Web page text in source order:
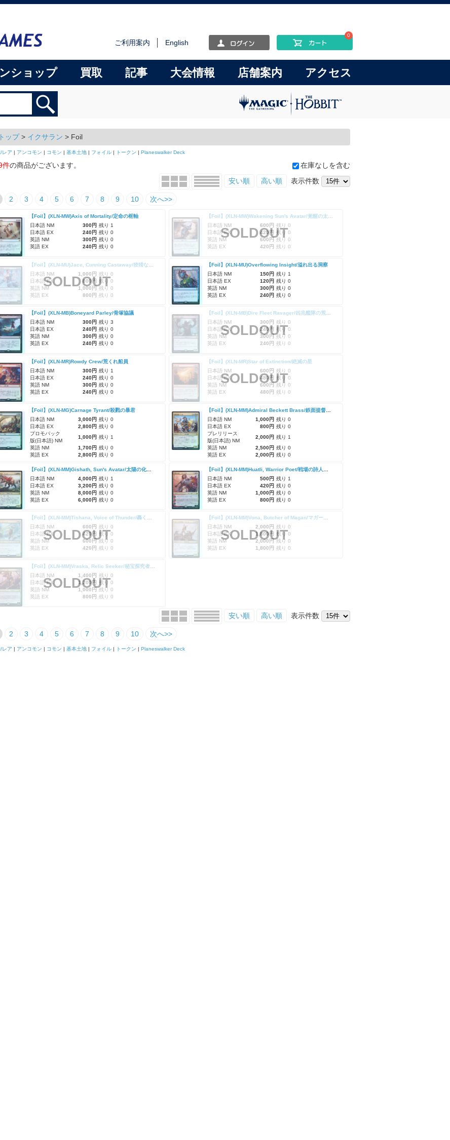
ご利用案内 English
0
ショップ 買取 記事 大会情報 店舗案内 アクセス
レア | アンコモン | コモン | 基本土地 | フォイル | トークン | Planeswalker Deck
トップ> イクサラン > Foil
件の商品がございます。
在庫なしを含む
安い順
高い順 表示件数
2 3 4 5 6 7 8 9 10 次へ>>
【Foil】(XLN-MW)Axis of Mortality/定命の枢軸
日本語 NM
300円 残り 1
日本語 EX
240円 残り 0
英語 NM
300円 残り 0
英語 EX
240円 残り 0
日本語 NM
600円 残り 0
日本語 EX
420円 残り 0
英語 NM
600円 残り 0
英語 EX
420円 残り 0
SOLDOUT
日本語 NM
1,000円 残り 0
日本語 EX
800円 残り 0
英語 NM
1,000円 残り 0
英語 EX
800円 残り 0
SOLDOUT
【Foil】(XLN-MU)Overflowing Insight/溢れ出る洞察
日本語 NM
150円 残り 1
日本語 EX
120円 残り 0
英語 NM
300円 残り 0
英語 EX
240円 残り 0
【Foil】(XLN-MB)Boneyard Parley/骨塚協議
日本語 NM
300円 残り 3
日本語 EX
240円 残り 0
英語 NM
300円 残り 0
英語 EX
240円 残り 0
【Foil】(XLN-MB)Dire Fleet Ravager/凶兆艦隊の荒廃者
日本語 NM
300円 残り 0
日本語 EX
240円 残り 0
英語 NM
300円 残り 0
英語 EX
240円 残り 0
SOLDOUT
【Foil】(XLN-MR)Rowdy Crew/荒くれ船員
日本語 NM
300円 残り 1
日本語 EX
240円 残り 0
英語 NM
300円 残り 0
英語 EX
240円 残り 0
【Foil】(XLN-MR)Star of Extinction/絶滅の星
日本語 NM
600円 残り 0
日本語 EX
480円 残り 0
英語 NM
600円 残り 0
英語 EX
480円 残り 0
SOLDOUT
【Foil】(XLN-MG)Carnage Tyrant/殺戮の暴君
日本語 NM
3,000円 残り 0
日本語 EX
2,800円 残り 0
プロモパック
版(日本語) NM
1,000円 残り 1
英語 NM
1,700円 残り 0
英語 EX
2,800円 残り 0
日本語 NM
1,000円 残り 0
日本語 EX
800円 残り 0
プレリリース
版(日本語) NM
2,000円 残り 1
英語 NM
2,500円 残り 0
英語 EX
2,000円 残り 0
【Foil】(XLN-MM)Gishath, Sun's Avatar/太陽の化身、ギシャス
日本語 NM
4,000円 残り 1
日本語 EX
3,200円 残り 0
英語 NM
8,000円 残り 0
英語 EX
6,000円 残り 0
日本語 NM
500円 残り 1
日本語 EX
420円 残り 0
英語 NM
1,000円 残り 0
英語 EX
800円 残り 0
【Foil】(XLN-MM)Tishana, Voice of Thunder/轟く声、ティシャーナ
日本語 NM
600円 残り 0
日本語 EX
420円 残り 0
英語 NM
600円 残り 0
英語 EX
420円 残り 0
SOLDOUT
【Foil】(XLN-MM)Vona, Butcher of Magan/マガーンの鏖殺者、ヴォーナ
日本語 NM
2,000円 残り 0
日本語 EX
1,800円 残り 0
英語 NM
2,000円 残り 0
英語 EX
1,800円 残り 0
SOLDOUT
日本語 NM
1,400円 残り 0
日本語 EX
1,200円 残り 0
英語 NM
1,000円 残り 0
英語 EX
800円 残り 0
SOLDOUT
安い順 高い順 表示件数
2 3 4 5 6 7 8 9 10 次へ>>
レア | アンコモン | コモン | 基本土地 | フォイル | トークン | Planeswalker Deck